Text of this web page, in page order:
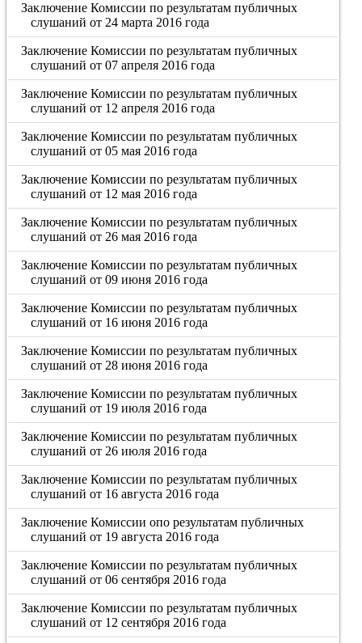
Заключение Комиссии по результатам публичных
слушаний от 24 марта 2016 года
Заключение Комиссии по результатам публичных
слушаний от 07 апреля 2016 года
Заключение Комиссии по результатам публичных
слушаний от 12 апреля 2016 года
Заключение Комиссии по результатам публичных
слушаний от 05 мая 2016 года
Заключение Комиссии по результатам публичных
слушаний от 12 мая 2016 года
Заключение Комиссии по результатам публичных
слушаний от 26 мая 2016 года
Заключение Комиссии по результатам публичных
слушаний от 09 июня 2016 года
Заключение Комиссии по результатам публичных
слушаний от 16 июня 2016 года
Заключение Комиссии по результатам публичных
слушаний от 28 июня 2016 года
Заключение Комиссии по результатам публичных
слушаний от 19 июля 2016 года
Заключение Комиссии по результатам публичных
слушаний от 26 июля 2016 года
Заключение Комиссии по результатам публичных
слушаний от 16 августа 2016 года
Заключение Комиссии опо результатам публичных
слушаний от 19 августа 2016 года
Заключение Комиссии по результатам публичных
слушаний от 06 сентября 2016 года
Заключение Комиссии по результатам публичных
слушаний от 12 сентября 2016 года